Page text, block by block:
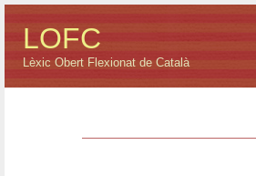
LOFC
Lèxic Obert Flexionat de Català